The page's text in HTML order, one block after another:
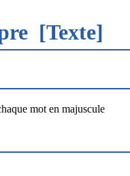
[Texte]
mot en majuscule